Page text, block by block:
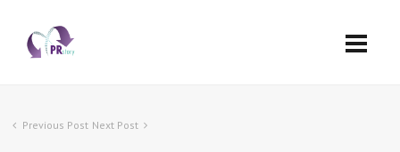
Previous Post Next Post